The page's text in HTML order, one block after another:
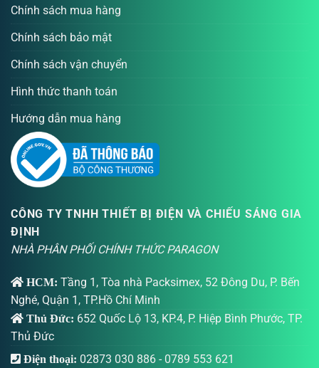
Chính sách mua hàng
Chính sách bảo mật
Chính sách vận chuyển
Hình thức thanh toán
Hướng dẫn mua hàng
CÔNG TY TNHH THIẾT BỊ ĐIỆN VÀ CHIẾU SÁNG GIA
ĐỊNH
NHÀ PHÂN PHỐI CHÍNH THỨC PARAGON
HCM: Tầng 1, Tòa nhà Packsimex, 52 Đông Du, P. Bến
Nghé, Quận 1, TP.Hồ Chí Minh
Thủ Đức: 652 Quốc Lộ 13, KP.4, P. Hiệp Bình Phước, TP.
Thủ Đức
Điện thoại: 02873 030 886 - 0789 553 621